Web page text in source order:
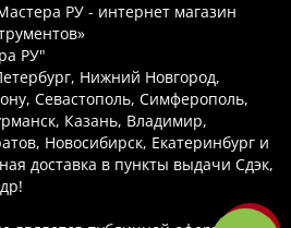
РУ - интернет магазин
РУ"
Нижний Новгород,
Севастополь, Симферополь,
Казань, Владимир,
Новосибирск, Екатеринбург и
доставка в пункты выдачи Сдэк,